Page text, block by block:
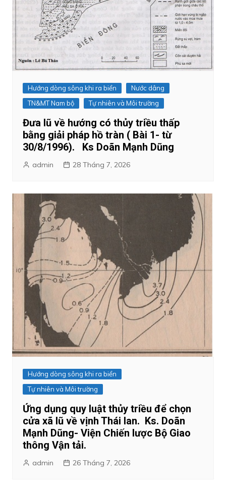
Hướng dòng sông khi ra biển
Nước dâng
TN&MT Nam bộ
Tự nhiên và Môi trường
Đưa lũ về hướng có thủy triều thấp
bằng giải pháp hồ tràn ( Bài 1- từ
30/8/1996). Ks Doãn Mạnh Dũng
admin 28 Tháng 7, 2026
Hướng dòng sông khi ra biển
Tự nhiên và Môi trường
Ứng dụng quy luật thủy triều để chọn
cửa xã lũ về vịnh Thái lan. Ks. Doãn
Mạnh Dũng- Viện Chiến lược Bộ Giao
thông Vận tải.
admin 26 Tháng 7, 2026